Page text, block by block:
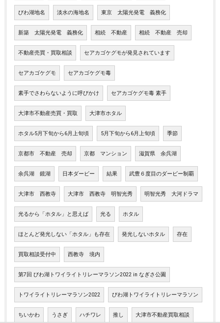
びわ湖地名 淡水の海地名 東京 太陽光発電 義務化
新築 太陽光発電 義務化 相続 不動産 相続 不動産 売却
不動産売買・買取相談 セアカゴケグモが発見されています
セアカゴケグモ セアカゴケグモ毒
素手でさわらないように呼びかけ セアカゴケグモ毒 素手
大津市不動産売買・買取 大津市ホタル
ホタル5月下旬から6月上旬頃 5月下旬から6月上旬頃 季節
京都市 不動産 売却 京都 マンション 滋賀県 余呉湖
余呉湖 鏡湖 日本ダービー 結果 武豊６度目のダービー制覇
大津市 西教寺 大津市 西教寺 明智光秀 明智光秀 大河ドラマ
光るから「ホタル」と思えば 光る ホタル
ほとんど発光しない「ホタル」も存在 発光しないホタル 存在
買取相談受付中 西教寺 境内
第7回 びわ湖トワイライトリレーマラソン2022 in なぎさ公園
トワイライトリレーマラソン2022 びわ湖トワイライトリレーマラソン
ちいかわ うさぎ ハチワレ 推し 大津市不動産買取相談